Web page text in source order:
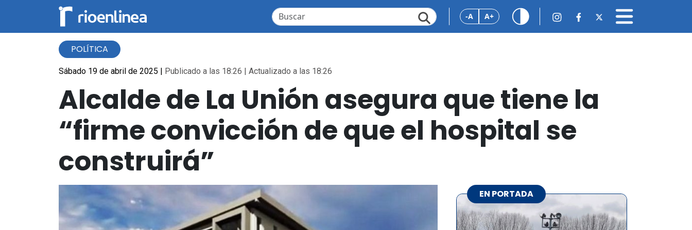
-A A+
POLÍTICA
Sábado 19 de abril de 2025 | Publicado a las 18:26 | Actualizado a las 18:26
Alcalde de La Unión asegura que tiene la
“firme convicción de que el hospital se
construirá”
EN PORTADA